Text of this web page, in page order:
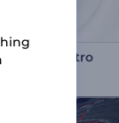
Intro